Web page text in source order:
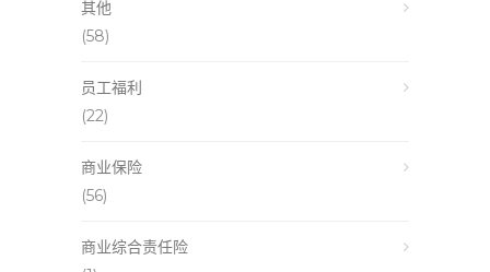
其他
(58)
员工福利
(22)
商业保险
(56)
商业综合责任险